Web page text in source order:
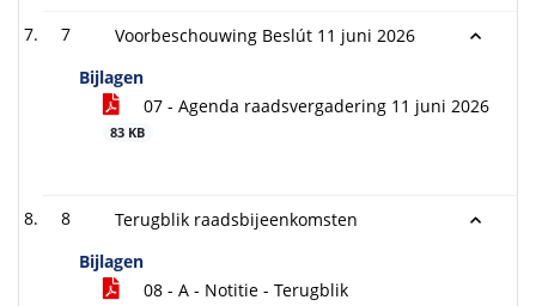
7
Voorbeschouwing Beslút 11 juni 2026
Bijlagen
07 - Agenda raadsvergadering 11 juni 2026
83 KB
8
Terugblik raadsbijeenkomsten
Bijlagen
08 - A - Notitie - Terugblik